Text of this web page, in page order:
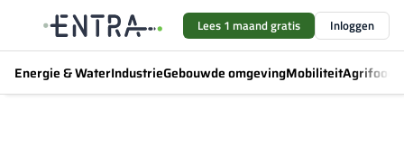
Lees 1 maand gratis Inloggen
Energie & WaterIndustrieGebouwde omgevingMobiliteitAgrifood